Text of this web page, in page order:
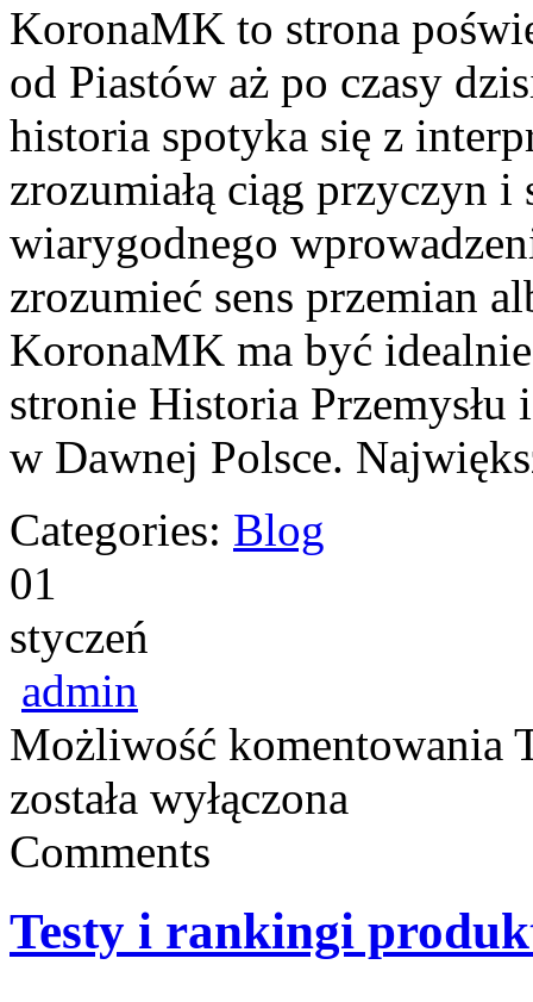
KoronaMK to strona
od Piastów aż po czasy
historia spotyka się z
zrozumiałą ciąg przyczyn i
wiarygodnego
zrozumieć sens przemian
KoronaMK ma być
stronie Historia
w Dawnej Polsce.
Categories: Blog
01
styczeń
admin
Możliwość komentowania
została wyłączona
Comments
Testy i rankingi